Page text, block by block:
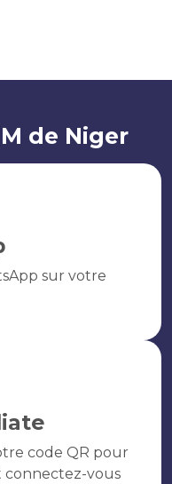
de Niger
sur votre
code QR pour
connectez-vous